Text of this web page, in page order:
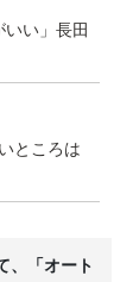
いい」長田
ところは
、「オート